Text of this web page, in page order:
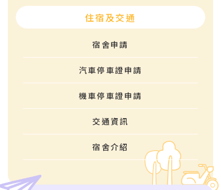
住宿及交通
宿舍申請
汽車停車證申請
機車停車證申請
交通資訊
宿舍介紹